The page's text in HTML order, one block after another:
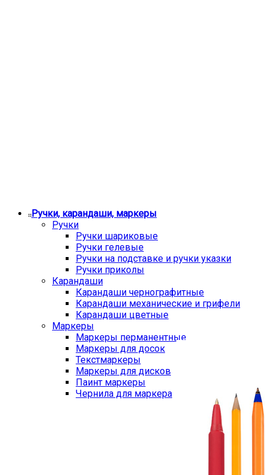
Ручки, карандаши, маркеры
Ручки
Ручки шариковые
Ручки гелевые
Ручки на подставке и ручки указки
Ручки приколы
Карандаши
Карандаши чернографитные
Карандаши механические и грифели
Карандаши цветные
Маркеры
Маркеры перманентные
Маркеры для досок
Текстмаркеры
Маркеры для дисков
Паинт маркеры
Чернила для маркера